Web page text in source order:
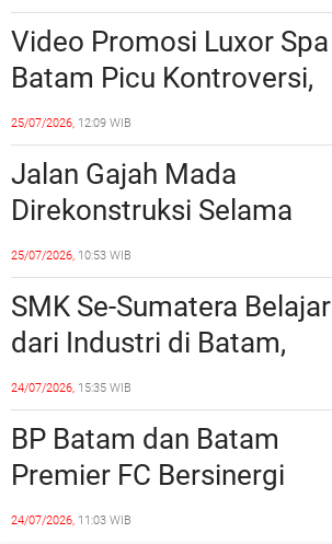
Langsung Di-Takedown
Video Promosi Luxor Spa
Batam Picu Kontroversi,
Dinilai Bermuatan Sensual
25/07/2026, 12:09 WIB
Jalan Gajah Mada
Direkonstruksi Selama
Empat Minggu, Ini Skema
Rekayasa Lalu Lintasnya
25/07/2026, 10:53 WIB
SMK Se-Sumatera Belajar
dari Industri di Batam,
Siapkan Lulusan Siap Kerja
Era Digital
24/07/2026, 15:35 WIB
BP Batam dan Batam
Premier FC Bersinergi
Cetak Generasi Emas
24/07/2026, 11:03 WIB